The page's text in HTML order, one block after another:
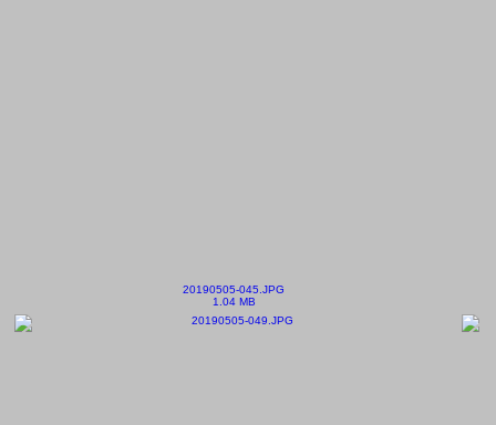
20190505-045.JPG
1.04 MB